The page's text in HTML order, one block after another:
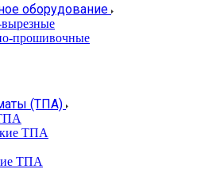
оборудование
прошивочные
(ТПА)
ТПА
ТПА